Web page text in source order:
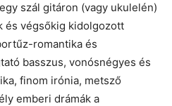
szál gitáron (vagy ukulelén)
és végsőkig kidolgozott
romantika és
basszus, vonósnégyes és
finom irónia, metsző
emberi drámák a